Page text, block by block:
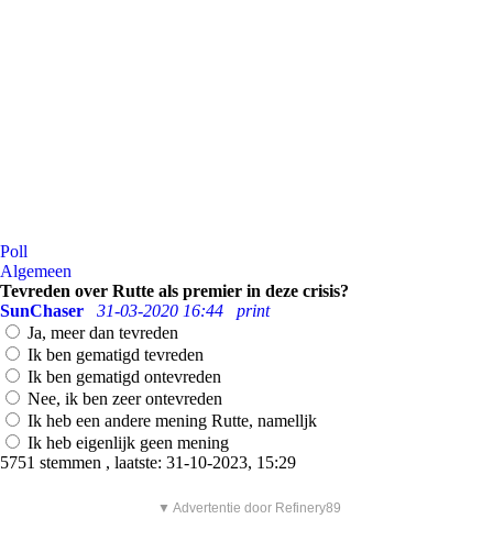
Poll
Algemeen
Tevreden over Rutte als premier in deze crisis?
SunChaser
31-03-2020 16:44
print
Ja, meer dan tevreden
Ik ben gematigd tevreden
Ik ben gematigd ontevreden
Nee, ik ben zeer ontevreden
Ik heb een andere mening Rutte, namelljk
Ik heb eigenlijk geen mening
5751 stemmen , laatste: 31-10-2023, 15:29
▼ Advertentie door Refinery89